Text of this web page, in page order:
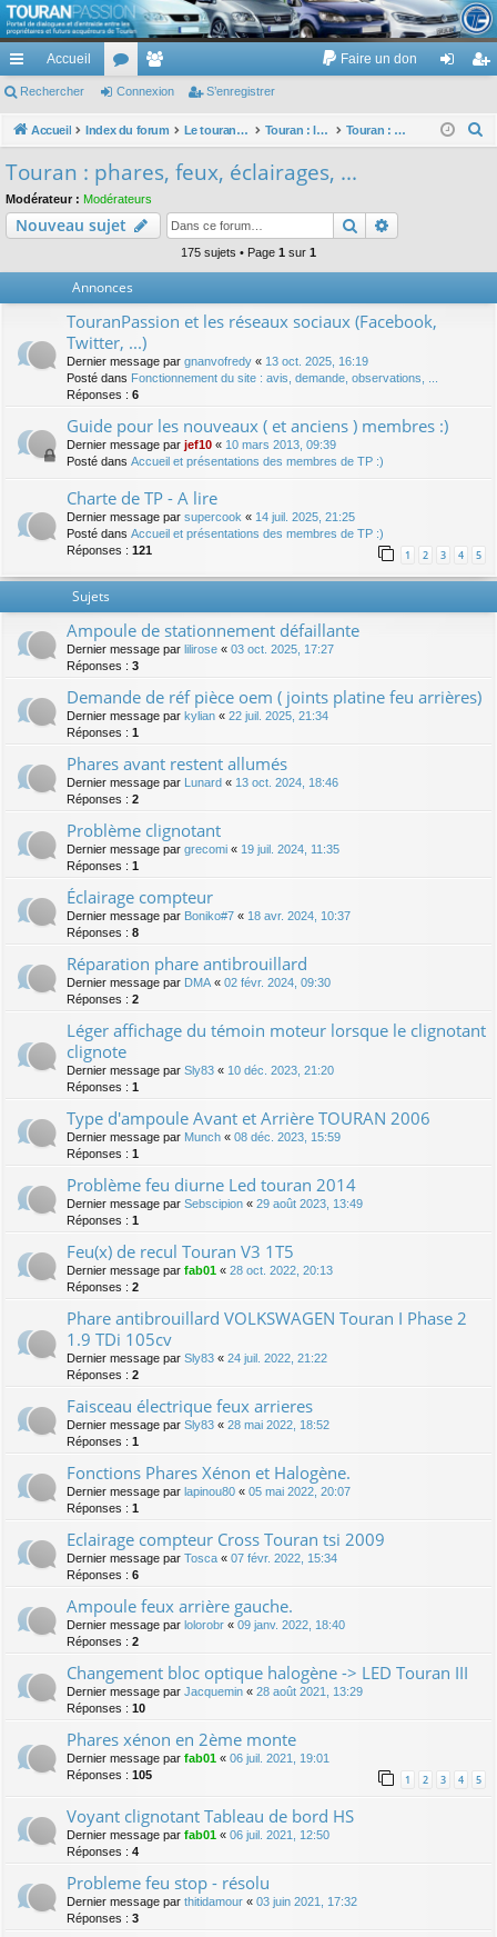
TouranPassion
Le forum des propriétaires ou futurs acquéreurs du Volkswagen Touran
cc
ès
pi
de
Accueil
or
u
e
m
Faire un don
ne nr
Rechercher Connexion S’enregistrer
Accueil Index du forum Le touran dans ses versions I (V1 V2 V3) et II ... Touran : les équipements électriques et électroniques Touran : phares, feux, éclairages, ...
c
Touran : phares, feux, éclairages, ...
Modérateur : Modérateurs
Nouveau sujet Rechercher
175 sujets • Page 1 sur 1
Annonces
TouranPassion et les réseaux sociaux (Facebook,
Twitter, ...)
Dernier message par gnanvofredy « 13 oct. 2025, 16:19
Posté dans Fonctionnement du site : avis, demande, observations, ...
Réponses : 6
Guide pour les nouveaux ( et anciens ) membres :)
Dernier message par jef10 « 10 mars 2013, 09:39
Posté dans Accueil et présentations des membres de TP :)
Charte de TP - A lire
Dernier message par supercook « 14 juil. 2025, 21:25
Posté dans Accueil et présentations des membres de TP :)
Réponses : 121 1 2 3 4 5
Sujets
Ampoule de stationnement défaillante
Dernier message par lilirose « 03 oct. 2025, 17:27
Réponses : 3
Demande de réf pièce oem ( joints platine feu arrières)
Dernier message par kylian « 22 juil. 2025, 21:34
Réponses : 1
Phares avant restent allumés
Dernier message par Lunard « 13 oct. 2024, 18:46
Réponses : 2
Problème clignotant
Dernier message par grecomi « 19 juil. 2024, 11:35
Réponses : 1
Éclairage compteur
Dernier message par Boniko#7 « 18 avr. 2024, 10:37
Réponses : 8
Réparation phare antibrouillard
Dernier message par DMA « 02 févr. 2024, 09:30
Réponses : 2
Léger affichage du témoin moteur lorsque le clignotant
clignote
Dernier message par Sly83 « 10 déc. 2023, 21:20
Réponses : 1
Type d'ampoule Avant et Arrière TOURAN 2006
Dernier message par Munch « 08 déc. 2023, 15:59
Réponses : 1
Problème feu diurne Led touran 2014
Dernier message par Sebscipion « 29 août 2023, 13:49
Réponses : 1
Feu(x) de recul Touran V3 1T5
Dernier message par fab01 « 28 oct. 2022, 20:13
Réponses : 2
Phare antibrouillard VOLKSWAGEN Touran I Phase 2
1.9 TDi 105cv
Dernier message par Sly83 « 24 juil. 2022, 21:22
Réponses : 2
Faisceau électrique feux arrieres
Dernier message par Sly83 « 28 mai 2022, 18:52
Réponses : 1
Fonctions Phares Xénon et Halogène.
Dernier message par lapinou80 « 05 mai 2022, 20:07
Réponses : 1
Eclairage compteur Cross Touran tsi 2009
Dernier message par Tosca « 07 févr. 2022, 15:34
Réponses : 6
Ampoule feux arrière gauche.
Dernier message par lolorobr « 09 janv. 2022, 18:40
Réponses : 2
Changement bloc optique halogène -> LED Touran III
Dernier message par Jacquemin « 28 août 2021, 13:29
Réponses : 10
Phares xénon en 2ème monte
Dernier message par fab01 « 06 juil. 2021, 19:01
Réponses : 105 1 2 3 4 5
Voyant clignotant Tableau de bord HS
Dernier message par fab01 « 06 juil. 2021, 12:50
Réponses : 4
Probleme feu stop - résolu
Dernier message par thitidamour « 03 juin 2021, 17:32
Réponses : 3